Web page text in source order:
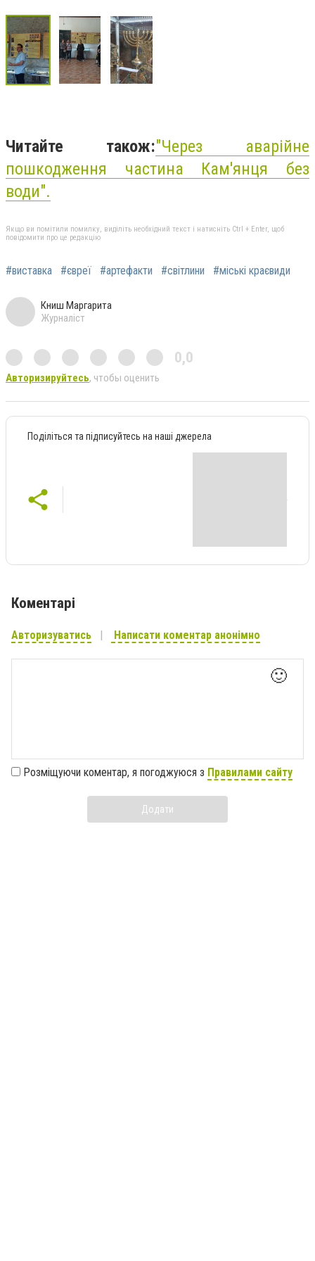
Читайте також:"Через аварійне
пошкодження частина Кам'янця без
води".
Якщо ви помітили помилку, виділіть необхідний текст і натисніть Ctrl + Enter, щоб
повідомити про це редакцію
#виставка #євреї #артефакти #світлини #міські краєвиди
Книш Маргарита
Журналіст
0,0
Авторизируйтесь, чтобы оценить
Поділіться та підписуйтесь на наші джерела
Коментарі
Авторизуватись Написати коментар анонімно
🙂
Розміщуючи коментар, я погоджуюся з Правилами сайту
Додати